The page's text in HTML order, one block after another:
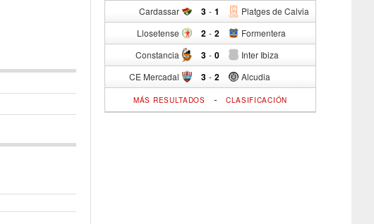
Cardassar 3 - Platges de Calvia
1
Llosetense 2 - Formentera
2
Constancia 3 - Inter Ibiza
0
CE Mercadal 3 - Alcudia
2
MÁS RESULTADOS - CLASIFICACIÓN